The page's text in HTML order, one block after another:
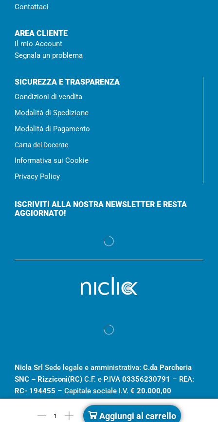
Contattaci
AREA CLIENTE
Il mio Account
Segnala un problema
SICUREZZA E TRASPARENZA
Condizioni di vendita
Modalità di Spedizione
Modalità di Pagamento
Carta del Docente
Informativa sui Cookie
Privacy Policy
ISCRIVITI ALLA NOSTRA NEWSLETTER E RESTA
AGGIORNATO!
Nicla Srl Sede legale e amministrativa: C.da Parcheria
SNC – Rizziconi(RC) C.F. e P.IVA 03356230791 – REA:
RC- 194455 – Capitale sociale I.V. € 20.000,00
Aggiungi al carrello